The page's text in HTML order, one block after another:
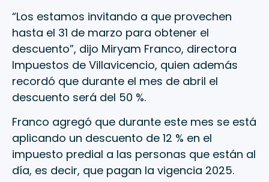
“Los estamos invitando a que provechen
hasta el 31 de marzo para obtener el
descuento”, dijo Miryam Franco, directora
Impuestos de Villavicencio, quien además
recordó que durante el mes de abril el
descuento será del 50 %.
Franco agregó que durante este mes se está
aplicando un descuento de 12 % en el
impuesto predial a las personas que están al
día, es decir, que pagan la vigencia 2025.